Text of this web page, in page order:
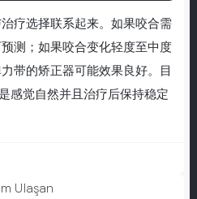
疗选择联系起来。如果咬合需
测；如果咬合变化轻度至中度
带的矫正器可能效果良好。目
感觉自然并且治疗后保持稳定
Ulaşan